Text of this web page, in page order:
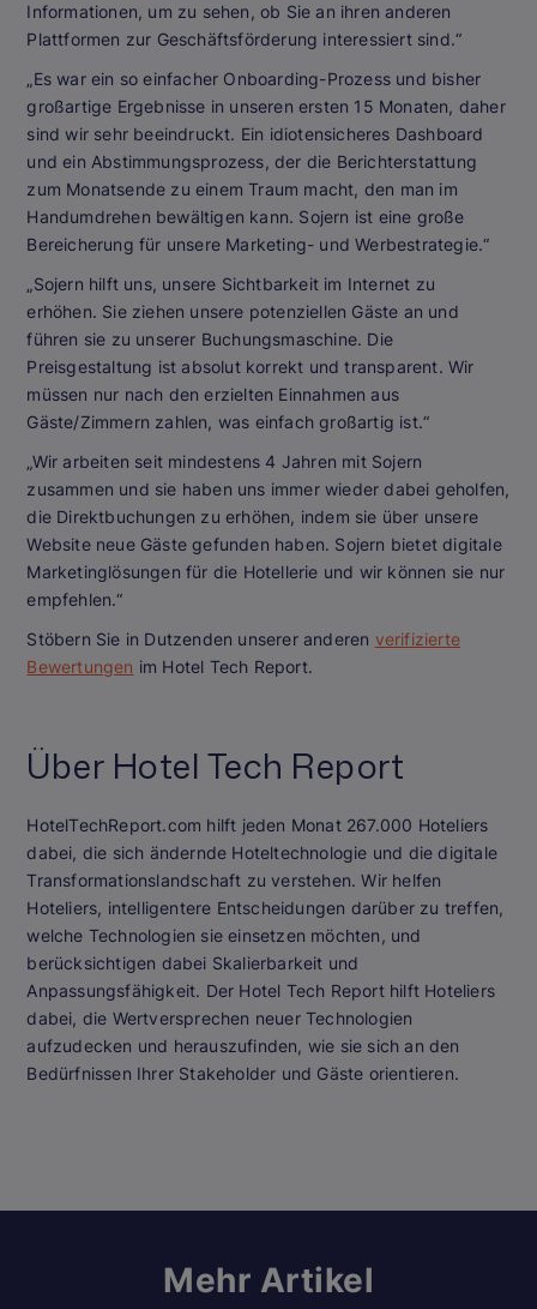
Informationen, um zu sehen, ob Sie an ihren anderen
Plattformen zur Geschäftsförderung interessiert sind.“
„Es war ein so einfacher Onboarding-Prozess und bisher
großartige Ergebnisse in unseren ersten 15 Monaten, daher
sind wir sehr beeindruckt. Ein idiotensicheres Dashboard
und ein Abstimmungsprozess, der die Berichterstattung
zum Monatsende zu einem Traum macht, den man im
Handumdrehen bewältigen kann. Sojern ist eine große
Bereicherung für unsere Marketing- und Werbestrategie.“
„Sojern hilft uns, unsere Sichtbarkeit im Internet zu
erhöhen. Sie ziehen unsere potenziellen Gäste an und
führen sie zu unserer Buchungsmaschine. Die
Preisgestaltung ist absolut korrekt und transparent. Wir
müssen nur nach den erzielten Einnahmen aus
Gäste/Zimmern zahlen, was einfach großartig ist.“
„Wir arbeiten seit mindestens 4 Jahren mit Sojern
zusammen und sie haben uns immer wieder dabei geholfen,
die Direktbuchungen zu erhöhen, indem sie über unsere
Website neue Gäste gefunden haben. Sojern bietet digitale
Marketinglösungen für die Hotellerie und wir können sie nur
empfehlen.“
Stöbern Sie in Dutzenden unserer anderen verifizierte
Bewertungen im Hotel Tech Report.
Über Hotel Tech Report
HotelTechReport.com hilft jeden Monat 267.000 Hoteliers
dabei, die sich ändernde Hoteltechnologie und die digitale
Transformationslandschaft zu verstehen. Wir helfen
Hoteliers, intelligentere Entscheidungen darüber zu treffen,
welche Technologien sie einsetzen möchten, und
berücksichtigen dabei Skalierbarkeit und
Anpassungsfähigkeit. Der Hotel Tech Report hilft Hoteliers
dabei, die Wertversprechen neuer Technologien
aufzudecken und herauszufinden, wie sie sich an den
Bedürfnissen Ihrer Stakeholder und Gäste orientieren.
Mehr Artikel